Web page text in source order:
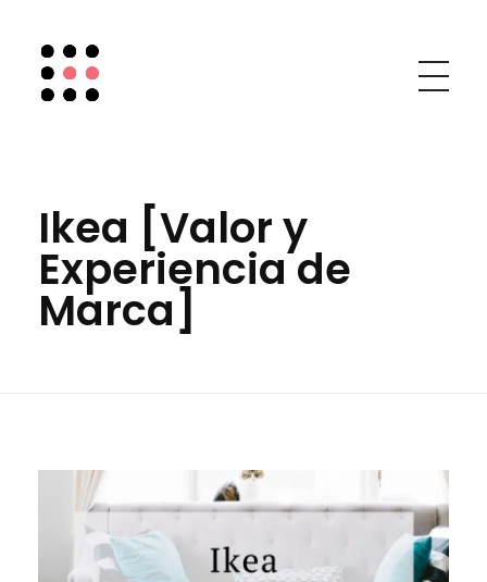
Ikea [Valor y
Experiencia de
Marca]